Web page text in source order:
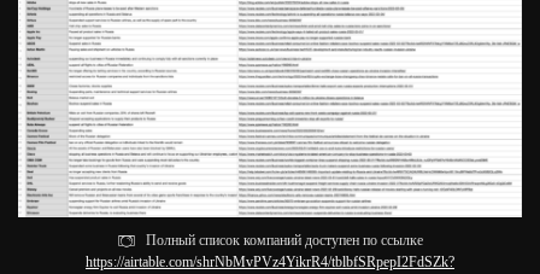
Полный список компаний доступен по ссылке
https://airtable.com/shrNbMvPVz4YikrR4/tblbfSRpepI2FdSZk?